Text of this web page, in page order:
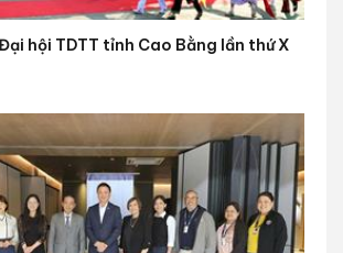
hội TDTT tỉnh Cao Bằng lần thứ X